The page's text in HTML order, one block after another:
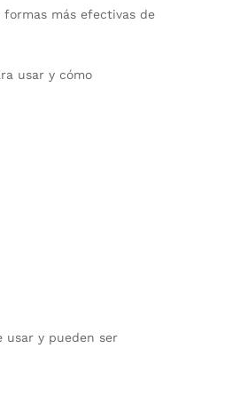
más efectivas de
usar y cómo
usar y pueden ser